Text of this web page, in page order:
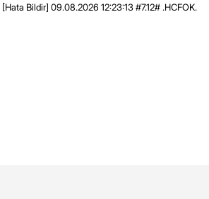
[Hata Bildir] 09.08.2026 12:23:13 #7.12# .HCFOK.